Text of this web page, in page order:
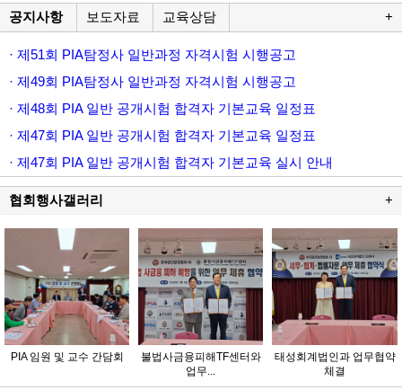
공지사항 보도자료 교육상담 +
· 제51회 PIA탐정사 일반과정 자격시험 시행공고
· 제49회 PIA탐정사 일반과정 자격시험 시행공고
· 제48회 PIA 일반 공개시험 합격자 기본교육 일정표
· 제47회 PIA 일반 공개시험 합격자 기본교육 일정표
· 제47회 PIA 일반 공개시험 합격자 기본교육 실시 안내
협회행사갤러리 +
PIA 임원 및 교수 간담회
불법사금융피해TF센터와
업무...
태성회계법인과 업무협약
체결